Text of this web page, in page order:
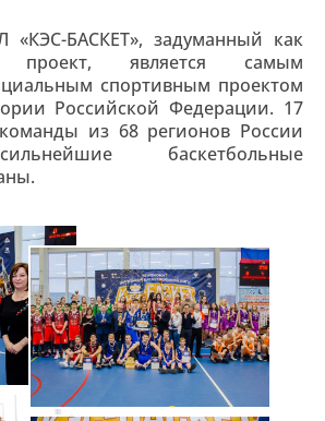
БАСКЕТ», задуманный как
проект, является самым
спортивным проектом
Российской Федерации. 17
из 68 регионов России
баскетбольные